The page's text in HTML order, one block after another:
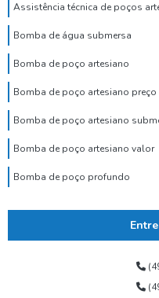
Assistência técnica de poços
Bomba de água submersa
Bomba de poço artesiano
Bomba de poço artesiano preço
Bomba de poço artesiano
Bomba de poço artesiano valor
Bomba de poço profundo
Bomba submersa alta vazão